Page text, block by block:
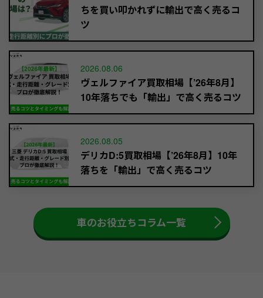
ちを買い叩かれずに輸出で高く売るコ
ツ
2026.08.06
ヴェルファイア買取相場【’26年8月】
10年落ちでも「輸出」で高く売るコツ
2026.08.05
デリカD:5買取相場【’26年8月】10年
落ちを「輸出」で高く売るコツ
車のお役立ちコラム一覧